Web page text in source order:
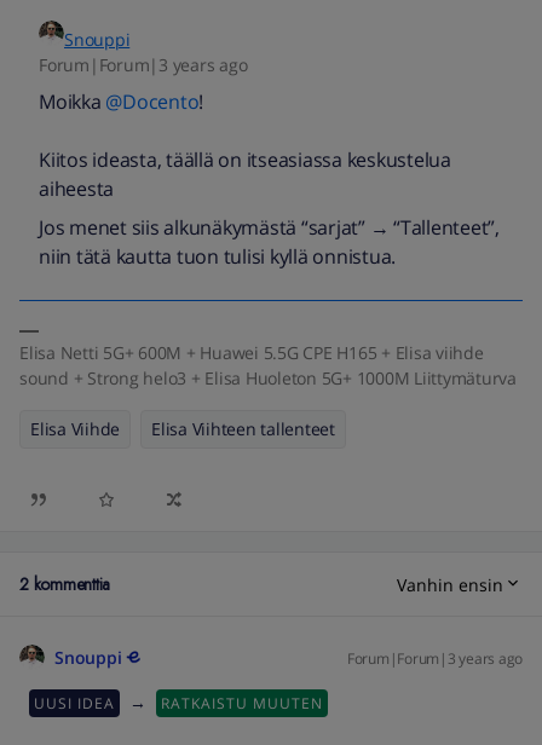
Snouppi
Forum|Forum|3 years ago
Moikka @Docento!
Kiitos ideasta, täällä on itseasiassa keskustelua
aiheesta
Jos menet siis alkunäkymästä “sarjat” → “Tallenteet”,
niin tätä kautta tuon tulisi kyllä onnistua.
Elisa Netti 5G+ 600M + Huawei 5.5G CPE H165 + Elisa viihde
sound + Strong helo3 + Elisa Huoleton 5G+ 1000M Liittymäturva
Elisa Viihde Elisa Viihteen tallenteet
2 kommenttia Vanhin ensin
Snouppi Forum|Forum|3 years ago
UUSI IDEA → RATKAISTU MUUTEN